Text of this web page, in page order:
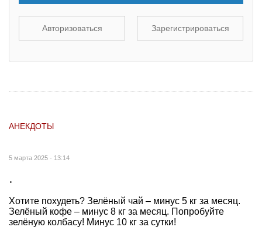
Авторизоваться Зарегистрироваться
АНЕКДОТЫ
5 марта 2025 - 13:14
.
Хотите похудеть? Зелёный чай – минус 5 кг за месяц.
Зелёный кофе – минус 8 кг за месяц. Попробуйте
зелёную колбасу! Минус 10 кг за сутки!